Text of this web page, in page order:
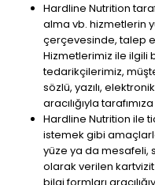
Hardline Nutrition
alma vb. hizmetlerin
çerçevesinde, talep
Hizmetlerimiz ile ilgili
tedarikçilerimiz,
sözlü, yazılı,
aracılığıyla
Hardline Nutrition ile
istemek gibi
yüze ya da mesafeli,
olarak verilen